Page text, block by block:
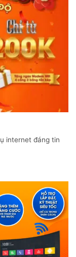
internet đáng tin